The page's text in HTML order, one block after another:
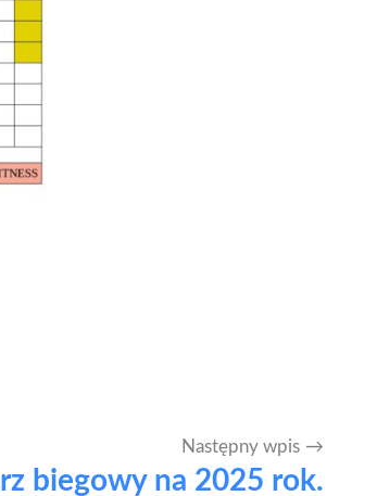
Następny wpis
biegowy na 2025 rok.